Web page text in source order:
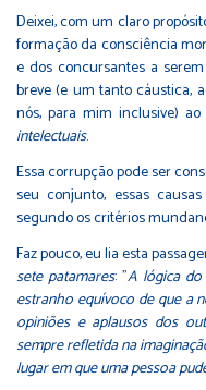
Deixei, com um claro
formação da consciência
e dos concursantes a
breve (e um tanto cáustica,
nós, para mim inclusive)
intelectuais.
Essa corrupção pode ser
seu conjunto, essas
segundo os critérios
Faz pouco, eu lia esta
sete patamares: "A lógica do
estranho equívoco de que a
opiniões e aplausos dos
sempre refletida na
lugar em que uma pessoa